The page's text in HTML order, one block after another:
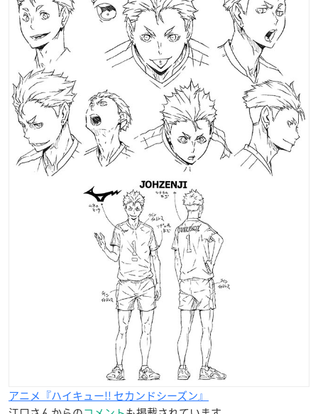
アニメ『ハイキュー!! セカンドシーズン』